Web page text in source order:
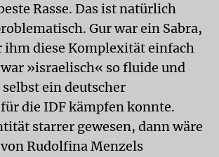
Rasse. Das ist natürlich
Gur war ein Sabra,
diese Komplexität einfach
»israelisch« so fluide und
ein deutscher
die IDF kämpfen konnte.
starrer gewesen, dann wäre
Rudolfina Menzels